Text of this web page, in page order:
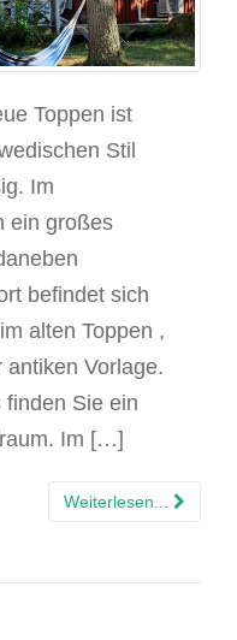
Toppen ist
Stil
Im
ein großes
befindet sich
alten Toppen ,
Vorlage.
Sie ein
Im […]
Weiterlesen...